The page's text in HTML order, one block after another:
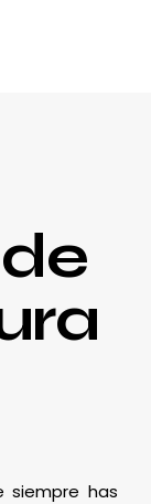
siempre has